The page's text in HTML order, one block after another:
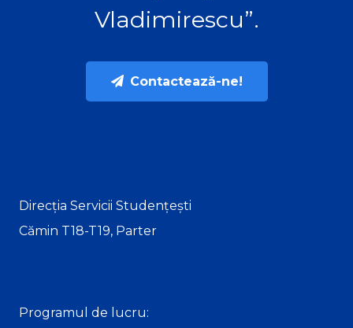
Vladimirescu”.
Contactează-ne!
Direcția Servicii Studențești
Cămin T18-T19, Parter
Programul de lucru: